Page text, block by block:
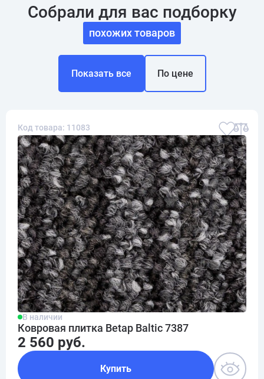
Собрали для вас подборку
похожих товаров
Показать все По цене
Код товара: 11083
В наличии
Ковровая плитка Betap Baltic 7387
2 560 руб.
Купить